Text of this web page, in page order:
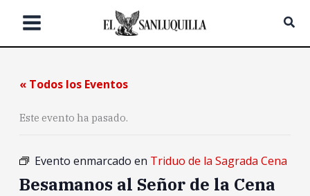
« Todos los Eventos
Este evento ha pasado.
Evento enmarcado en Triduo de la Sagrada Cena
Besamanos al Señor de la Cena